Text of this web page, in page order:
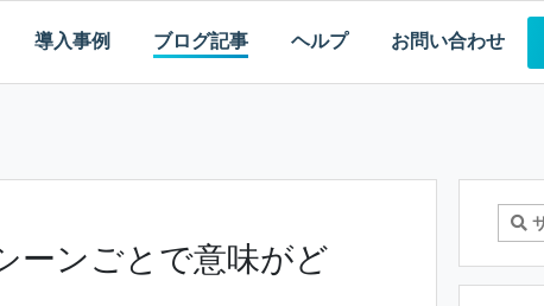
導入事例 ブログ記事 ヘルプ お問い合わせ
ーンごとで意味がど